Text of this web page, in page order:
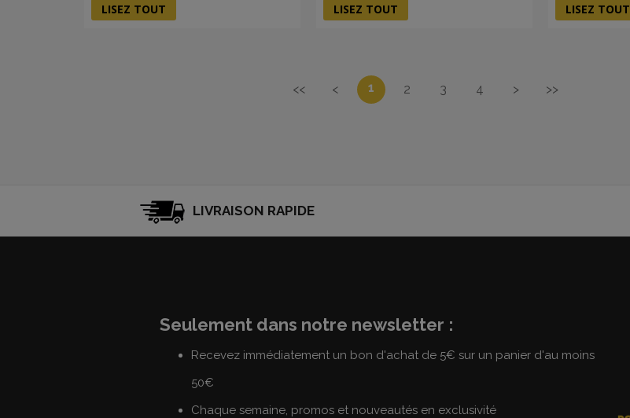
LISEZ TOUT LISEZ TOUT LISEZ TOUT
<< < 1 2 3 4 > >>
LIVRAISON RAPIDE
Seulement dans notre newsletter :
Recevez immédiatement un bon d'achat de 5€ sur un panier d'au moins
50€
Chaque semaine, promos et nouveautés en exclusivité